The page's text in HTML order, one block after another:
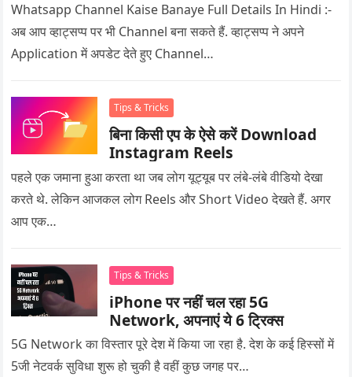
Whatsapp Channel Kaise Banaye Full Details In Hindi :-
अब आप व्हाट्सप्प पर भी Channel बना सकते हैं. व्हाट्सप्प ने अपने
Application में अपडेट देते हुए Channel…
Tips & Tricks
बिना किसी एप के ऐसे करें Download
Instagram Reels
पहले एक जमाना हुआ करता था जब लोग यूट्यूब पर लंबे-लंबे वीडियो देखा
करते थे. लेकिन आजकल लोग Reels और Short Video देखते हैं. अगर
आप एक…
Tips & Tricks
iPhone पर नहीं चल रहा 5G
Network, अपनाएं ये 6 ट्रिक्स
5G Network का विस्तार पूरे देश में किया जा रहा है. देश के कई हिस्सों में
5जी नेटवर्क सुविधा शुरू हो चुकी है वहीं कुछ जगह पर…